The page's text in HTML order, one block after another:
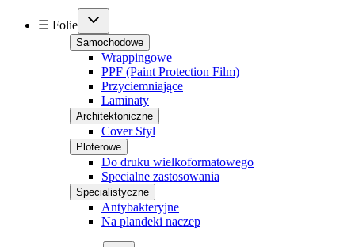
☰ Folie
Samochodowe
Wrappingowe
PPF (Paint Protection Film)
Przyciemniające
Laminaty
Architektoniczne
Cover Styl
Ploterowe
Do druku wielkoformatowego
Specialne zastosowania
Specialistyczne
Antybakteryjne
Na plandeki naczep